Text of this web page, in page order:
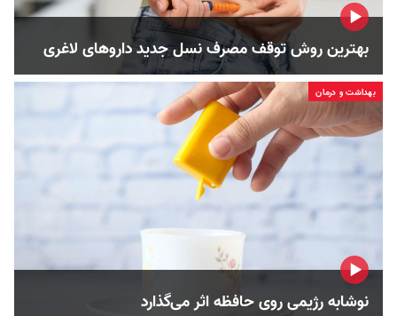
بهترین روش توقف مصرف نسل جدید داروهای لاغری
بهداشت و درمان
نوشابه رژیمی روی حافظه اثر می‌گذارد